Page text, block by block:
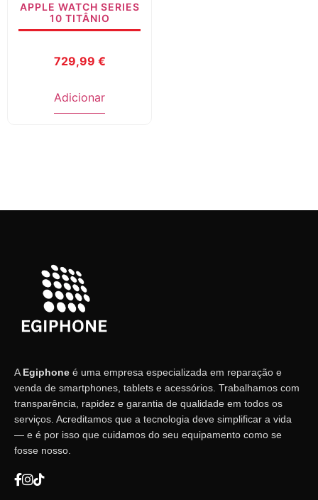
APPLE WATCH SERIES
10 TITÂNIO
729,99 €
Adicionar
AEgiphone é uma empresa especializada em reparação e
venda de smartphones, tablets e acessórios. Trabalhamos com
transparência, rapidez e garantia de qualidade em todos os
serviços. Acreditamos que a tecnologia deve simplificar a vida
— e é por isso que cuidamos do seu equipamento como se
fosse nosso.